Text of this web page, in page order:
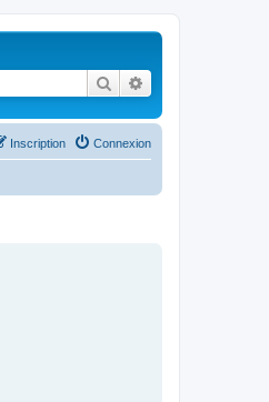
Rechercher
Connexion
Inscription